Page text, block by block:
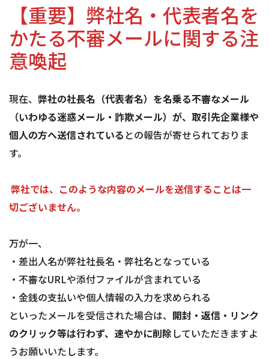
【重要】弊社名・代表者名を
かたる不審メールに関する注
意喚起
現在、 弊社の社長名（代表者名）を名乗る不審なメール
（いわゆる迷惑メール・詐欺メール）が、取引先企業様や
個人の方へ送信されている との報告が寄せられておりま
す。
弊社では、このような内容のメールを送信することは一
切ございません。
万が一、
・差出人名が弊社社長名・弊社名となっている
・不審なURLや添付ファイルが含まれている
・金銭の支払いや個人情報の入力を求められる
といったメールを受信された場合は、 開封・返信・リンク
のクリック等は行わず、速やかに削除していただきますよ
うお願いいたします。